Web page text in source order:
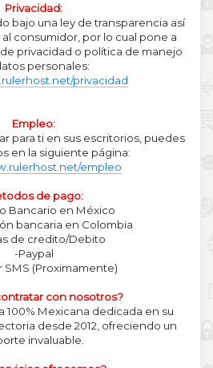
Privacidad:
bajo una ley de transparencia así
consumidor, por lo cual pone a
privacidad o política de manejo
personales:
privacidad
Empleo:
para ti en sus escritorios, puedes
en la siguiente página:
empleo
de pago:
Bancario en México
bancaria en Colombia
de credito/Debito
-Paypal
SMS (Proximamente)
con nosotros?
100% Mexicana dedicada en su
desde 2012, ofreciendo un
invaluable.